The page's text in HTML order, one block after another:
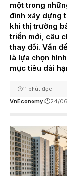
một trong
đình xây dựng
khi thị trường
triển mới, câu
thay đổi. Vấn
là lựa chọn
mục tiêu dài
VnEconomy 24/
11 phút đọc